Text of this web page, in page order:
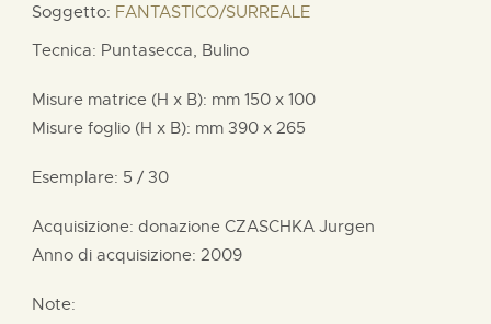
Soggetto: FANTASTICO/SURREALE
Tecnica: Puntasecca, Bulino
Misure matrice (H x B): mm 150 x 100
Misure foglio (H x B): mm 390 x 265
Esemplare: 5 / 30
Acquisizione: donazione CZASCHKA Jurgen
Anno di acquisizione: 2009
Note: